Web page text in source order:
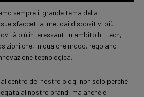
sempre il grande tema della
sfaccettature, dai dispositivi più
più interessanti in ambito hi-tech,
che, in qualche modo, regolano
tecnologica.
centro del nostro blog, non solo perché
al nostro brand, ma anche e